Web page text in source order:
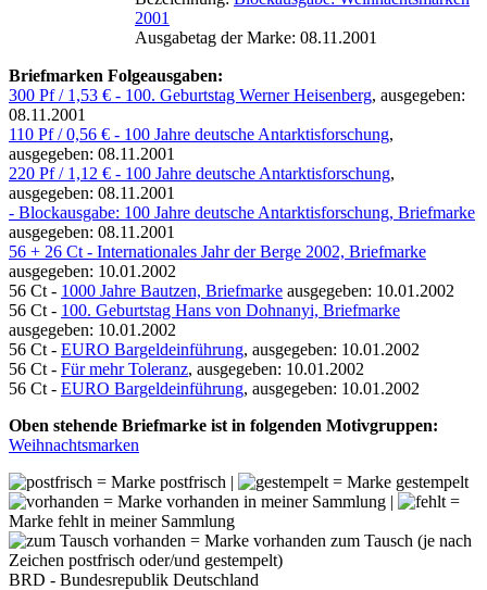
2001
Ausgabetag der Marke: 08.11.2001
Briefmarken Folgeausgaben:
300 Pf / 1,53 € - 100. Geburtstag Werner Heisenberg, ausgegeben:
08.11.2001
110 Pf / 0,56 € - 100 Jahre deutsche Antarktisforschung,
ausgegeben: 08.11.2001
220 Pf / 1,12 € - 100 Jahre deutsche Antarktisforschung,
ausgegeben: 08.11.2001
- Blockausgabe: 100 Jahre deutsche Antarktisforschung, Briefmarke
ausgegeben: 08.11.2001
56 + 26 Ct - Internationales Jahr der Berge 2002, Briefmarke
ausgegeben: 10.01.2002
56 Ct - 1000 Jahre Bautzen, Briefmarke ausgegeben: 10.01.2002
56 Ct - 100. Geburtstag Hans von Dohnanyi, Briefmarke
ausgegeben: 10.01.2002
56 Ct - EURO Bargeldeinführung, ausgegeben: 10.01.2002
56 Ct - Für mehr Toleranz, ausgegeben: 10.01.2002
56 Ct - EURO Bargeldeinführung, ausgegeben: 10.01.2002
Oben stehende Briefmarke ist in folgenden Motivgruppen:
Weihnachtsmarken
= Marke postfrisch |
= Marke gestempelt
= Marke vorhanden in meiner Sammlung |
=
Marke fehlt in meiner Sammlung
= Marke vorhanden zum Tausch (je nach
Zeichen postfrisch oder/und gestempelt)
BRD - Bundesrepublik Deutschland